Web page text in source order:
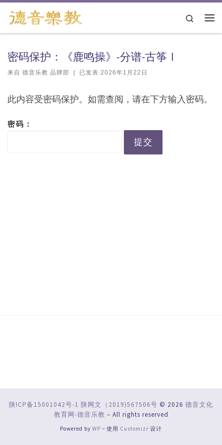
跳转到内容
Search
密码保护：《鹿鸣操》-分谱-古筝Ⅰ
来自 德音乐教 品牌部 已发表 2026年1月22日
此内容受密码保护。如需查阅，请在下方输入密码。
密码：
陕ICP备15001042号-1 陕网文（2019)567506号 © 2026 德音文化
教育网-德音乐教 – All rights reserved
Powered by WP – 使用 Customizr 设计